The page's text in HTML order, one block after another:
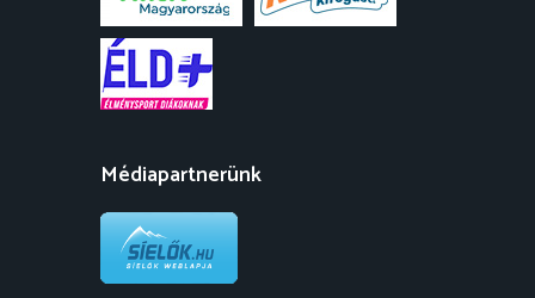
Médiapartnerünk